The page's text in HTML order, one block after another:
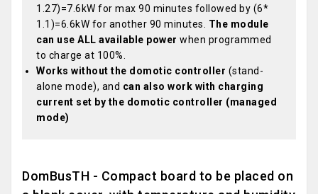
1.27)=7.6kW for max 90 minutes followed by (6*
1.1)=6.6kW for another 90 minutes. The module
can use ALL available power when programmed
to charge at 100%.
Works without the domotic controller (stand-
alone mode), and can also work with charging
current set by the domotic controller (managed
mode)
DomBusTH - Compact board to be placed on